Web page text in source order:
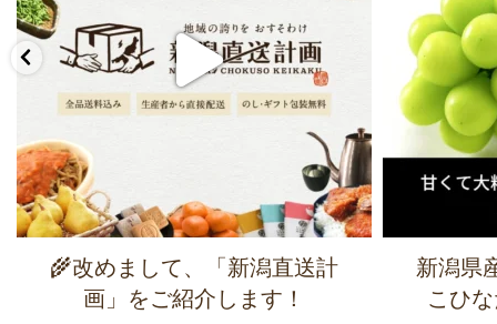
🌾改めまして、「新潟直送計
画」をご紹介します！
新潟県
こひ